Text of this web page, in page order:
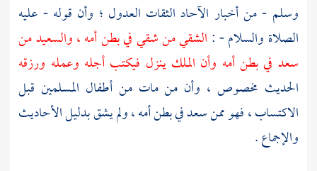
وسلم - من أخبار الآحاد الثقات العدول ؛ وأن قوله - عليه
الصلاة والسلام - : الشقي من شقي في بطن أمه ، والسعيد من
سعد في بطن أمه وأن الملك ينزل فيكتب أجله وعمله ورزقه
الحديث مخصوص ، وأن من مات من أطفال المسلمين قبل
الاكتساب ، فهو ممن سعد في بطن أمه ، ولم يشق بدليل الأحاديث
والإجماع .